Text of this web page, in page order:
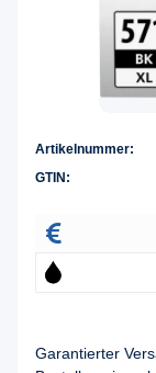
Artikelnummer:
GTIN:
Garantierter